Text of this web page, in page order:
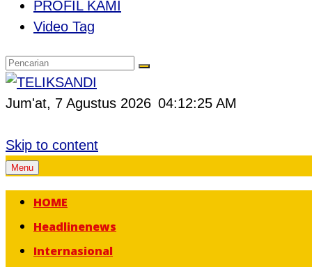
PROFIL KAMI
Video Tag
Jum'at, 7 Agustus 2026 04:12:26 AM
Skip to content
Menu
HOME
Headlinenews
Internasional